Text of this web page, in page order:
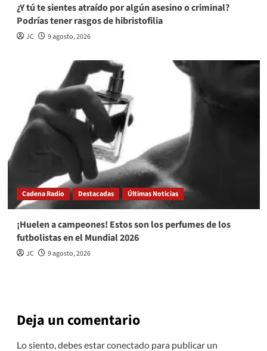
¿Y tú te sientes atraído por algún asesino o criminal?
Podrías tener rasgos de hibristofilia
JC 9 agosto, 2026
Cadena Radio Destacadas Últimas Noticias
¡Huelen a campeones! Estos son los perfumes de los
futbolistas en el Mundial 2026
JC 9 agosto, 2026
Deja un comentario
Lo siento, debes estarconectadopara publicar un